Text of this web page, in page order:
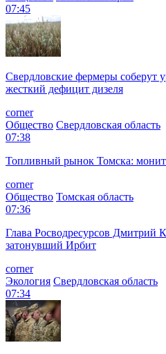
07:45
Свердловские фермеры соберут
жесткий дефицит дизеля
corner
Общество Свердловская область
07:38
Топливный рынок Томска:
corner
Общество Томская область
07:36
Глава Росводресурсов Дмитрий
затонувший Ирбит
corner
Экология Свердловская область
07:34